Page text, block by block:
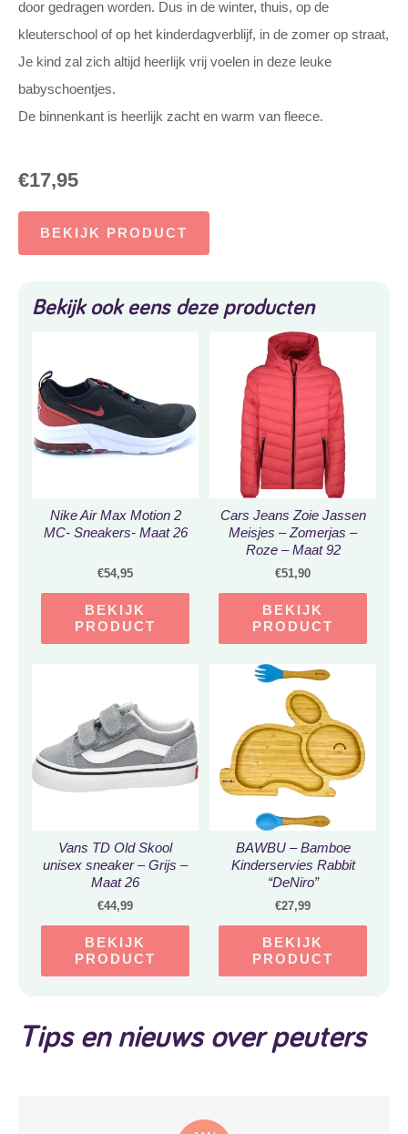
door gedragen worden. Dus in de winter, thuis, op de
kleuterschool of op het kinderdagverblijf, in de zomer op straat,
Je kind zal zich altijd heerlijk vrij voelen in deze leuke
babyschoentjes.
De binnenkant is heerlijk zacht en warm van fleece.
€17,95
BEKIJK PRODUCT
Bekijk ook eens deze producten
Nike Air Max Motion 2
MC- Sneakers- Maat 26
€54,95
BEKIJK
PRODUCT
Cars Jeans Zoie Jassen
Meisjes – Zomerjas –
Roze – Maat 92
€51,90
BEKIJK
PRODUCT
Vans TD Old Skool
unisex sneaker – Grijs –
Maat 26
€44,99
BEKIJK
PRODUCT
BAWBU – Bamboe
Kinderservies Rabbit
“DeNiro”
€27,99
BEKIJK
PRODUCT
Tips en nieuws over peuters